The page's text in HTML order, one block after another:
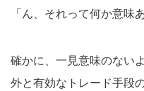
「ん、それって何か意味
確かに、一見意味のない
外と有効なトレード手段